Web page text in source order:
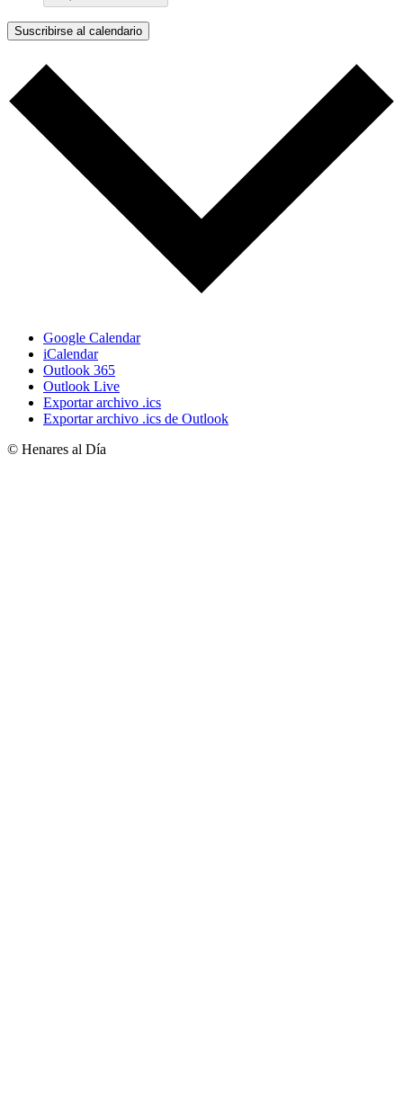
Suscribirse al calendario
Google Calendar
iCalendar
Outlook 365
Outlook Live
Exportar archivo .ics
Exportar archivo .ics de Outlook
© Henares al Día